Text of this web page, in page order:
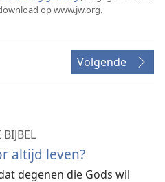
op www.jw.org.
Volgende
altijd leven?
degenen die Gods wil